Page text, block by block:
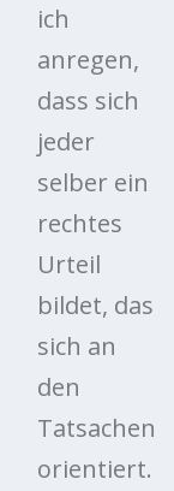
ich
anregen,
dass sich
jeder
selber ein
rechtes
Urteil
bildet, das
sich an
den
Tatsachen
orientiert.